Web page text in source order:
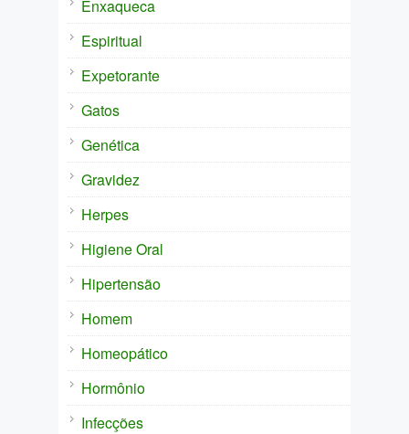
Enxaqueca
Espiritual
Expetorante
Gatos
Genética
Gravidez
Herpes
Higiene Oral
Hipertensão
Homem
Homeopático
Hormônio
Infecções